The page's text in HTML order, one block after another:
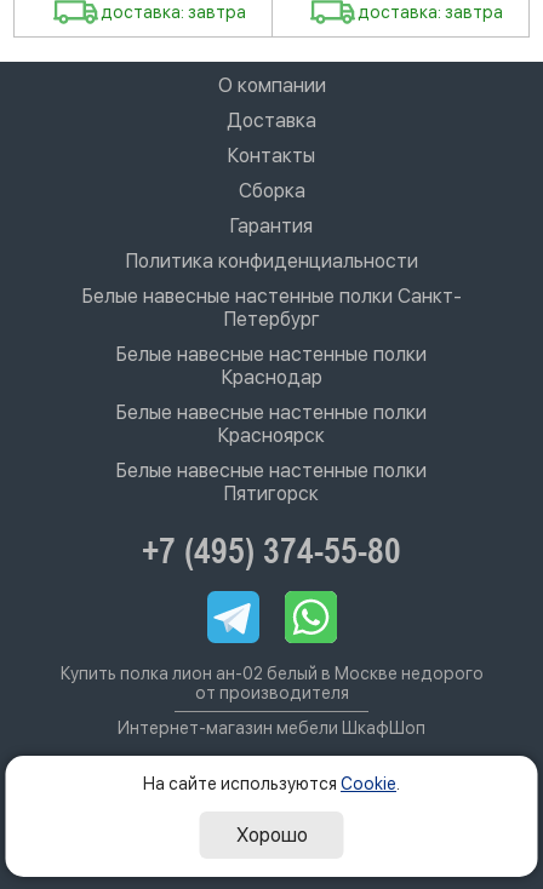
доставка: завтра доставка: завтра
О компании
Доставка
Контакты
Сборка
Гарантия
Политика конфиденциальности
Белые навесные настенные полки Санкт-
Петербург
Белые навесные настенные полки
Краснодар
Белые навесные настенные полки
Красноярск
Белые навесные настенные полки
Пятигорск
+7 (495) 374-55-80
Купить полка лион ан-02 белый в Москве недорого
от производителя
Интернет-магазин мебели ШкафШоп
На сайте используются Cookie
Хорошо